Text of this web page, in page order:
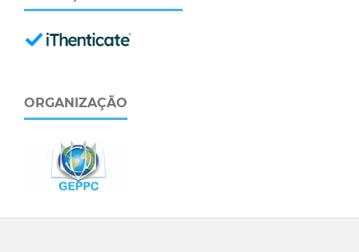
ORGANIZAÇÃO